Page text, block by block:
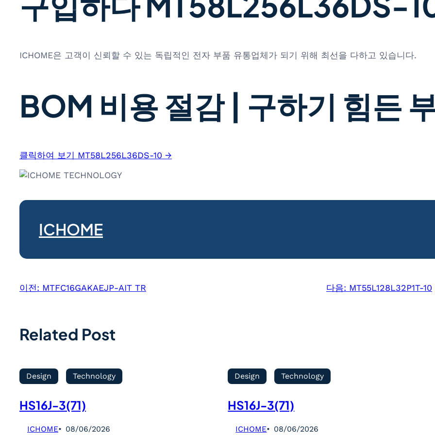
ICHOME은 고객이 신뢰할 수 있는 독립적인 전자 부품 유통업체가 되기 위해 최선을 다하고 있습니다.
BOM 비용 절감 | 구하기 힘든
클릭하여 보기 MT58L256L36DS-10 →
ICHOME
이전: MTFC16GAKAEJP-AIT TR 다음: MT55L128L32P1T-10
Related Post
Design Technology
HS16J-3(71)
ICHOME 08/06/2026
Design Technology
HS16J-3(71)
ICHOME 08/06/2026